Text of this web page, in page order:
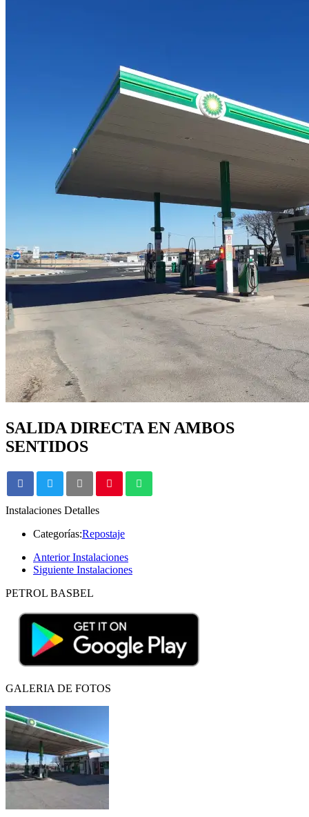
SALIDA DIRECTA EN AMBOS
SENTIDOS
Instalaciones Detalles
Categorías:Repostaje
Anterior Instalaciones
Siguiente Instalaciones
PETROL BASBEL
GALERIA DE FOTOS